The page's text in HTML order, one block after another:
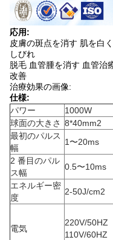
応用:
皮膚の斑点を消す 肌を白
しびれ
脱毛 血管腫を消す 血管治
改善
治療効果の画像:
仕様:
パワー
1000W
球面の大きさ 8*40mm2
最初のパルス
幅
1〜20ms
2 番目のパル
ス幅
0.5〜10ms
エネルギー密
度
2-50J/cm2
電気
220V/50HZ
110V/60HZ